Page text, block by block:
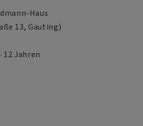
Haus
13, Gauting)
Jahren